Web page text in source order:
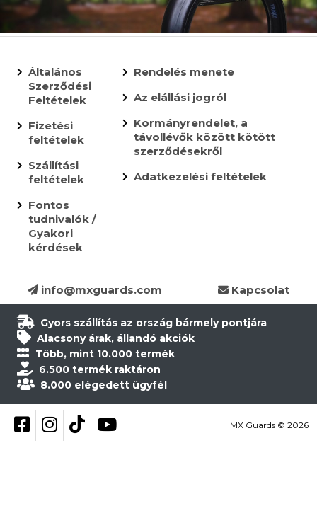
Általános
Szerződési
Feltételek
Fizetési
feltételek
Szállítási
feltételek
Fontos
tudnivalók /
Gyakori
kérdések
Rendelés menete
Az elállási jogról
Kormányrendelet, a
távollévők között kötött
szerződésekről
Adatkezelési feltételek
info@mxguards.com Kapcsolat
Gyors szállítás az ország bármely pontjára
Alacsony árak, állandó akciók
Több, mint 10.000 termék
6.500 termék raktáron
8.000 elégedett ügyfél
Kövess be Facebookon
Kövess be Instagramon
Kövess be TikTokon
YouTube MX Guards © 2026